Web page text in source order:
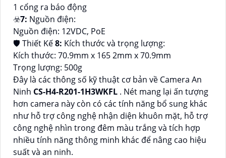
1 cổng ra báo động
☣️7: Nguồn điện:
Nguồn điện: 12VDC, PoE
🛡 Thiết Kế8: Kích thước và trọng lượng:
Kích thước: 70.9mm x 165 2mm x 70.9mm
Trọng lượng: 500g
Đây là các thông số kỹ thuật cơ bản về Camera An
Ninh CS-H4-R201-1H3WKFL . Nét mang lại ấn tượng
hơn camera này còn có các tính năng bổ sung khác
như hỗ trợ công nghệ nhận diện khuôn mặt, hỗ trợ
công nghệ nhìn trong đêm màu trắng và tích hợp
nhiều tính năng thông minh khác để nâng cao hiệu
suất và an ninh.